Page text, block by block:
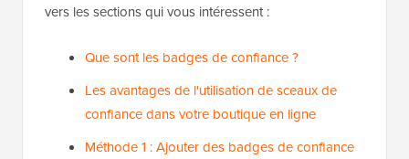
vers les sections qui vous intéressent :
Que sont les badges de confiance ?
Les avantages de l'utilisation de sceaux de
confiance dans votre boutique en ligne
Méthode 1 : Ajouter des badges de confiance